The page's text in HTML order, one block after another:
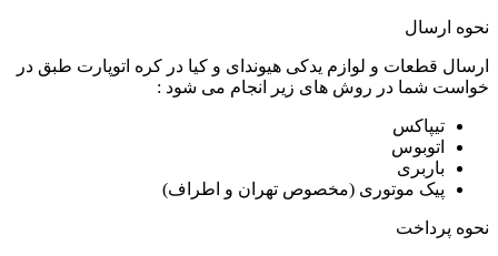
نحوه ارسال
ارسال قطعات و لوازم یدکی هیوندای و کیا در کره اتوپارت طبق در
خواست شما در روش های زیر انجام می شود :
تیپاکس
اتوبوس
باربری
پیک موتوری (مخصوص تهران و اطراف)
نحوه پرداخت